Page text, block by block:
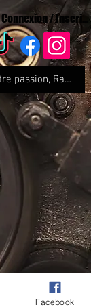
Connexion /
Votre son, notre passion, Radio CJC Recording Studio , là où chaque note prend vie !
Facebook